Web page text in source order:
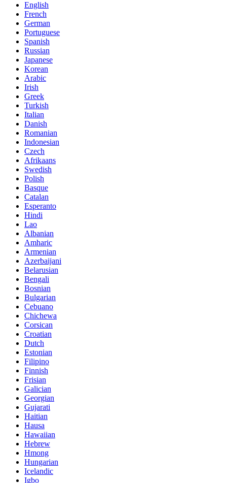
English
French
German
Portuguese
Spanish
Russian
Japanese
Korean
Arabic
Irish
Greek
Turkish
Italian
Danish
Romanian
Indonesian
Czech
Afrikaans
Swedish
Polish
Basque
Catalan
Esperanto
Hindi
Lao
Albanian
Amharic
Armenian
Azerbaijani
Belarusian
Bengali
Bosnian
Bulgarian
Cebuano
Chichewa
Corsican
Croatian
Dutch
Estonian
Filipino
Finnish
Frisian
Galician
Georgian
Gujarati
Haitian
Hausa
Hawaiian
Hebrew
Hmong
Hungarian
Icelandic
Igbo